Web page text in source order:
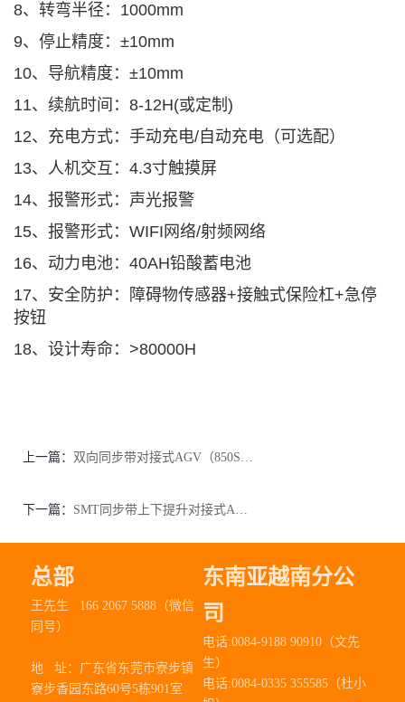
8、转弯半径：1000mm
9、停止精度：±10mm
10、导航精度：±10mm
11、续航时间：8-12H(或定制)
12、充电方式：手动充电/自动充电（可选配）
13、人机交互：4.3寸触摸屏
14、报警形式：声光报警
15、报警形式：WIFI网络/射频网络
16、动力电池：40AH铅酸蓄电池
17、安全防护：障碍物传感器+接触式保险杠+急停
按钮
18、设计寿命：>80000H
上一篇：
下一篇：
总部
王先生 166 2067 5888（微信
同号）
地 址： 广东省东莞市寮步镇
寮步香园东路60号5栋901室
东南亚越南分公
司
电话:0084-9188 90910（文先
生）
电话:0084-0335 355585（杜小